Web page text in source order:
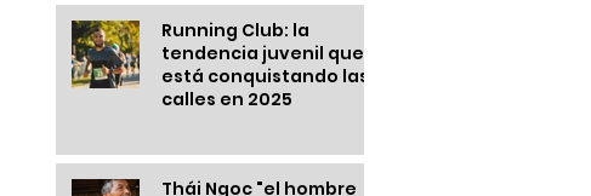
Running Club: la
tendencia juvenil que
está conquistando las
calles en 2025
Thái Ngoc "el hombre